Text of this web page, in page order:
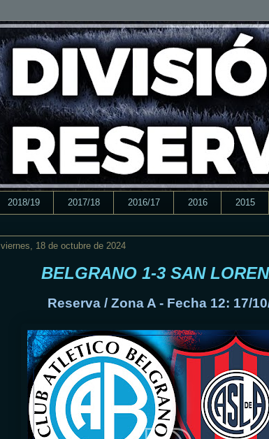
2018/19 2017/18 2016/17 2016 2015
viernes, 18 de octubre de 2024
BELGRANO 1-3 SAN
Reserva / Zona A - Fecha 12: 17/